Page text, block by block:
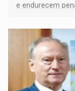
e endurecem